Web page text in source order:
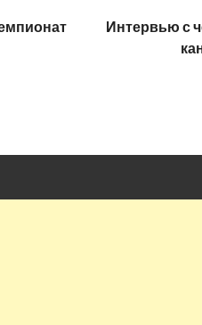
Интервью с